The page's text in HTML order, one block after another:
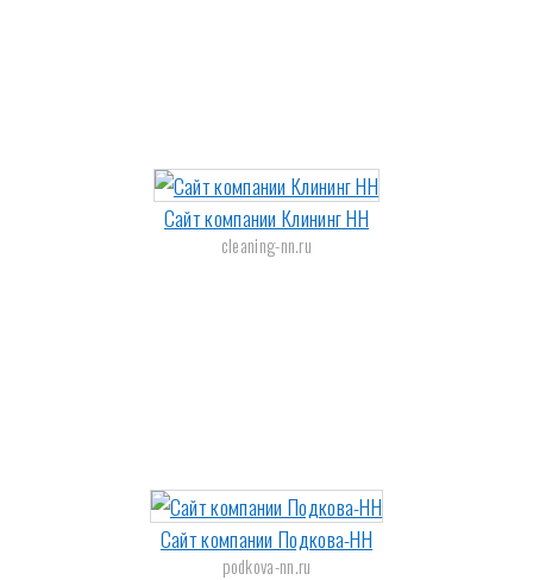
Сайт компании Клининг НН
cleaning-nn.ru
Сайт компании Подкова-НН
podkova-nn.ru